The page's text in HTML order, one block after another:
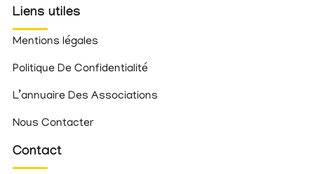
Liens utiles
Mentions légales
Politique De Confidentialité
L’annuaire Des Associations
Nous Contacter
Contact